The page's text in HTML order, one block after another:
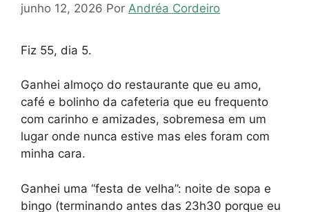
junho 12, 2026 Por Andréa Cordeiro
Fiz 55, dia 5.
Ganhei almoço do restaurante que eu amo,
café e bolinho da cafeteria que eu frequento
com carinho e amizades, sobremesa em um
lugar onde nunca estive mas eles foram com
minha cara.
Ganhei uma “festa de velha”: noite de sopa e
bingo (terminando antes das 23h30 porque eu